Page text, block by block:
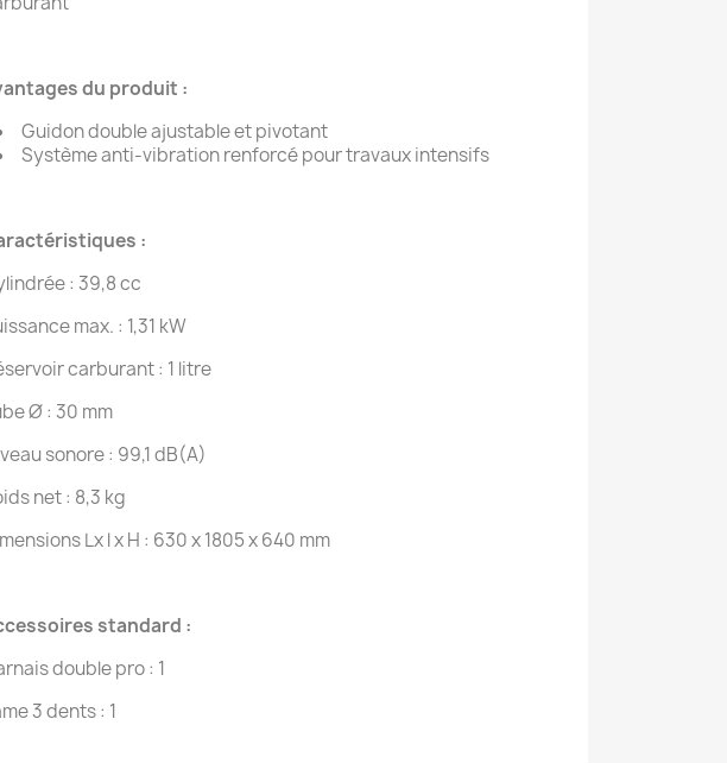
du produit :
Guidon double ajustable et pivotant
Système anti-vibration renforcé pour travaux intensifs
:
: 39,8 cc
max. : 1,31 kW
carburant : 1 litre
Ø : 30 mm
sonore : 99,1 dB(A)
net : 8,3 kg
Lx l x H : 630 x 1805 x 640 mm
standard :
double pro : 1
3 dents : 1